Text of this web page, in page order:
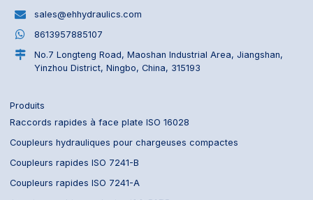
sales@ehhydraulics.com
8613957885107
No.7 Longteng Road, Maoshan Industrial Area, Jiangshan,
Yinzhou District, Ningbo, China, 315193
Produits
Raccords rapides à face plate ISO 16028
Coupleurs hydrauliques pour chargeuses compactes
Coupleurs rapides ISO 7241-B
Coupleurs rapides ISO 7241-A